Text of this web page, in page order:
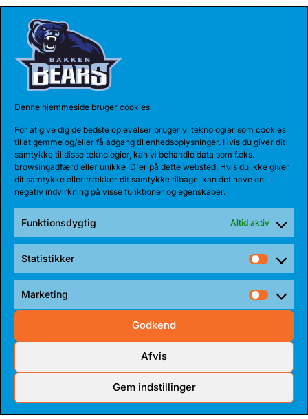
Denne hjemmeside bruger cookies
For at give dig de bedste oplevelser bruger vi teknologier som cookies
til at gemme og/eller få adgang til enhedsoplysninger. Hvis du giver dit
samtykke til disse teknologier, kan vi behandle data som f.eks.
browsingadfærd eller unikke ID'er på dette websted. Hvis du ikke giver
dit samtykke eller trækker dit samtykke tilbage, kan det have en
negativ indvirkning på visse funktioner og egenskaber.
Funktionsdygtig Altid aktiv
Statistikker
Marketing
Godkend
Afvis
Gem indstillinger
27 JUL 2026
BEARS HENTER ATLETISK GUARD
har indgået en 1-årig aftale med...